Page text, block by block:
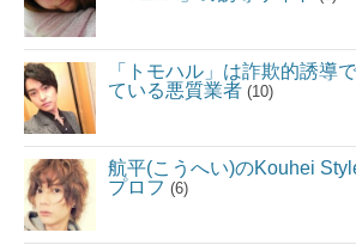
「トモハル」は詐欺的誘導
ている悪質業者 (10)
航平(こうへい)のKouhei
プロフ (6)